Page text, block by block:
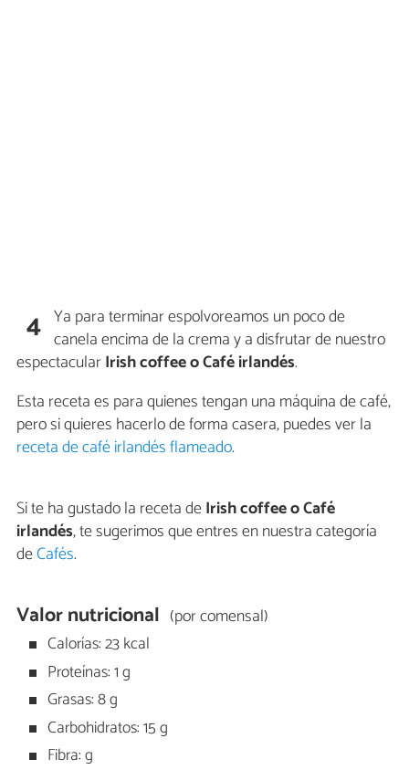
4 Ya para terminar espolvoreamos un poco de
canela encima de la crema y a disfrutar de nuestro
espectacularIrish coffee o Café irlandés.
Esta receta es para quienes tengan una máquina de café,
pero si quieres hacerlo de forma casera, puedes ver la
receta de café irlandés flameado.
Si te ha gustado la receta deIrish coffee o Café
irlandés, te sugerimos que entres en nuestra categoría
deCafés.
Valor nutricional (por comensal)
Calorías: 23 kcal
Proteínas: 1 g
Grasas: 8 g
Carbohidratos: 15 g
Fibra: g